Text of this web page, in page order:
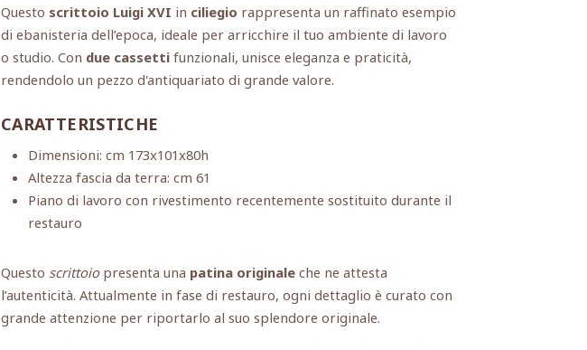
Questo scrittoio Luigi XVI in ciliegio rappresenta un raffinato esempio
di ebanisteria dell’epoca, ideale per arricchire il tuo ambiente di lavoro
o studio. Con due cassetti funzionali, unisce eleganza e praticità,
rendendolo un pezzo d'antiquariato di grande valore.
CARATTERISTICHE
Dimensioni: cm 173x101x80h
Altezza fascia da terra: cm 61
Piano di lavoro con rivestimento recentemente sostituito durante il
restauro
Questo scrittoiopresenta una patina originale che ne attesta
l’autenticità. Attualmente in fase di restauro, ogni dettaglio è curato con
grande attenzione per riportarlo al suo splendore originale.